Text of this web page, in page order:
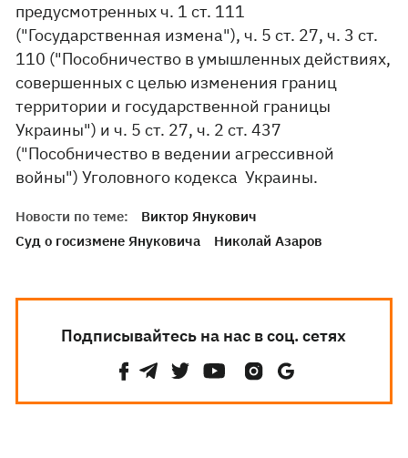
предусмотренных ч. 1 ст. 111
("Государственная измена"), ч. 5 ст. 27, ч. 3 ст.
110 ("Пособничество в умышленных действиях,
совершенных с целью изменения границ
территории и государственной границы
Украины") и ч. 5 ст. 27, ч. 2 ст. 437
("Пособничество в ведении агрессивной
войны") Уголовного кодекса Украины.
Новости по теме:
Виктор Янукович
Суд о госизмене Януковича
Николай Азаров
Подписывайтесь на нас в соц. сетях